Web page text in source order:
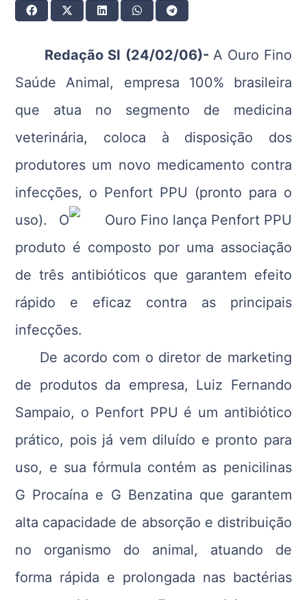
Redação SI (24/02/06)- A Ouro Fino
Saúde Animal, empresa 100% brasileira
que atua no segmento de medicina
veterinária, coloca à disposição dos
produtores um novo medicamento contra
infecções, o Penfort PPU (pronto para o
uso). O
produto é composto por uma associação
de três antibióticos que garantem efeito
rápido e eficaz contra as principais
infecções.
De acordo com o diretor de marketing
de produtos da empresa, Luiz Fernando
Sampaio, o Penfort PPU é um antibiótico
prático, pois já vem diluído e pronto para
uso, e sua fórmula contém as penicilinas
G Procaína e G Benzatina que garantem
alta capacidade de absorção e distribuição
no organismo do animal, atuando de
forma rápida e prolongada nas bactérias